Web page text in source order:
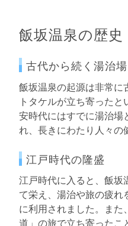
飯坂温泉の歴史
古代から続く湯治場
飯坂温泉の起源は非常に
トタケルが立ち寄った
安時代にはすでに湯治場
れ、長きにわたり人々の
江戸時代の隆盛
江戸時代に入ると、飯坂
て栄え、湯治や旅の疲れ
に利用されました。ま
道」の旅で立ち寄ったこ